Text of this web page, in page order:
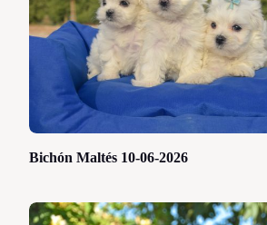
Bichón Maltés 10-06-2026